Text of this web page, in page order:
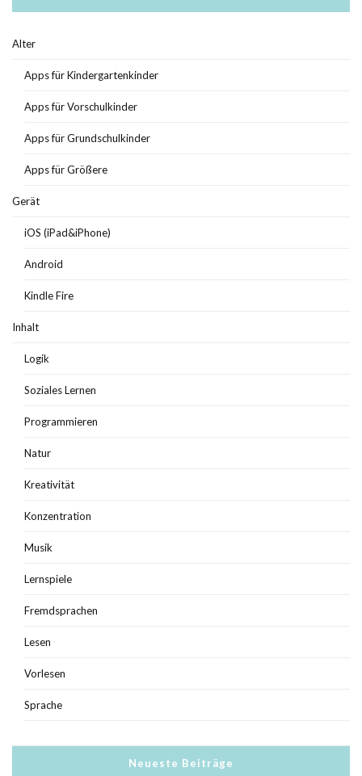
Alter
Apps für Kindergartenkinder
Apps für Vorschulkinder
Apps für Grundschulkinder
Apps für Größere
Gerät
iOS (iPad&iPhone)
Android
Kindle Fire
Inhalt
Logik
Soziales Lernen
Programmieren
Natur
Kreativität
Konzentration
Musik
Lernspiele
Fremdsprachen
Lesen
Vorlesen
Sprache
Neueste Beiträge